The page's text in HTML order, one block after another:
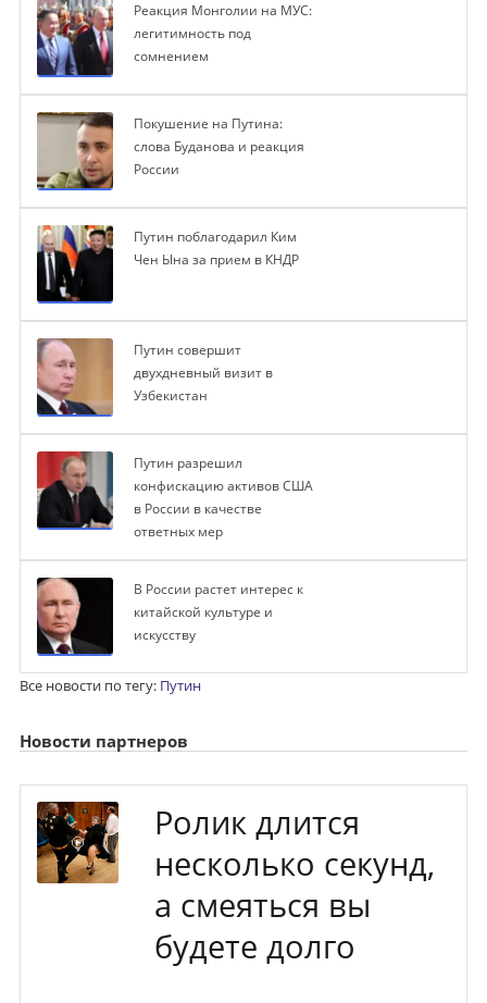
Реакция Монголии на МУС:
легитимность под
сомнением
Покушение на Путина:
слова Буданова и реакция
России
Путин поблагодарил Ким
Чен Ына за прием в КНДР
Путин совершит
двухдневный визит в
Узбекистан
Путин разрешил
конфискацию активов США
в России в качестве
ответных мер
В России растет интерес к
китайской культуре и
искусству
Все новости по тегу: Путин
Новости партнеров
Ролик длится
несколько секунд,
а смеяться вы
будете долго